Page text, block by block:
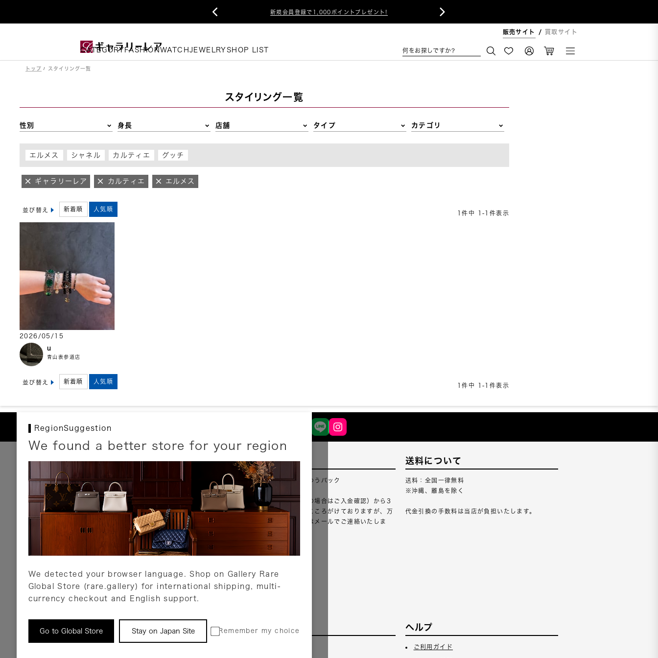
新規会員登録で1,000ポイントプレゼント!
 
販売サイト 買取サイト
CATEGORY FASHIONWATCHJEWELRY SHOP LIST 何をお探しですか?
トップ スタイリング一覧
スタイリング一覧
性別 身長 店舗 タイプ カテゴリ
エルメス シャネル カルティエ グッチ
ギャラリーレア カルティエ エルメス
並び替え 新着順 人気順
1件中 1 - 1 件表示
2026/05/15
u
青山表参道店
並び替え 新着順 人気順
1件中 1 - 1 件表示
RegionSuggestion
We found a better store for your region
We detected your browser language. Shop on Gallery Rare
Global Store (rare.gallery) for international shipping, multi-
currency checkout and English support.
Go to Global Store Stay on Japan Site Remember my choice
お支払いについて
以下のお支払方法が利用可能です。
クレジットカード
ショッピングローン
銀行振込・郵便振替
代金引換
Amazon Pay
PayPay
店頭支払い
詳しくはこちら
配送について
配送業者：佐川急便・ゆうパック
ご注文確認（銀行振込の場合はご入金確認）から3
営業日以内のご出荷をこころがけておりますが、万
が一出荷が遅れる場合はメールでご連絡いたしま
詳しくはこちら
送料について
送料：全国一律無料
※沖縄、離島を除く
代金引換の手数料は当店が負担いたします。
返品について サービス ヘルプ
ご利用ガイド